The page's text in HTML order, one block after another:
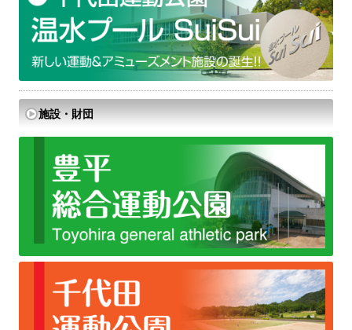
施設・財団